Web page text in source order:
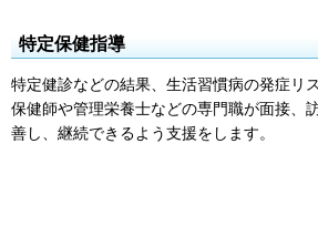
特定保健指導
特定健診などの結果、生活習慣病の発症リ
保健師や管理栄養士などの専門職が面接、
善し、継続できるよう支援をします。